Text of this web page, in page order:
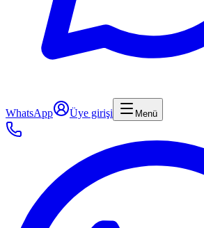
WhatsApp Üye girişi Menü